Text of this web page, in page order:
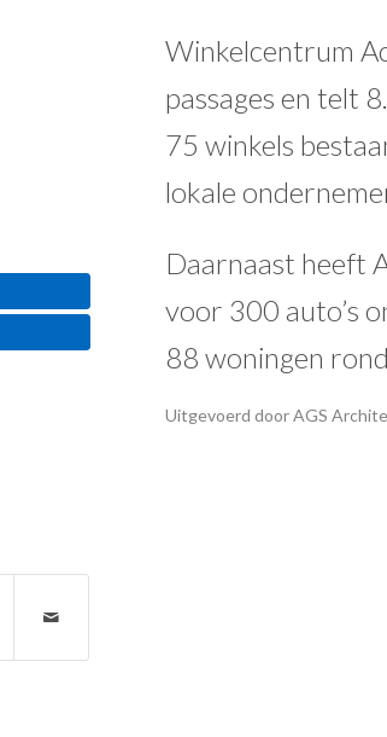
Winkelcentrum
passages en telt
75 winkels
lokale
Daarnaast heeft
voor 300 auto’s
88 woningen
Uitgevoerd door AGS